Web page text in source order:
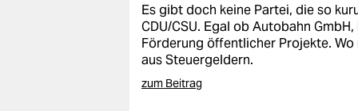
verlag
verlag
Es gibt doch keine Partei, die so
CDU/CSU. Egal ob Autobahn
Förderung öffentlicher Projekte.
aus Steuergeldern.
zum Beitrag